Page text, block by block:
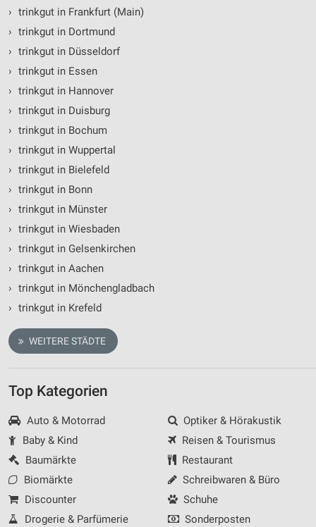
› trinkgut in Frankfurt (Main)
› trinkgut in Dortmund
› trinkgut in Düsseldorf
› trinkgut in Essen
› trinkgut in Hannover
› trinkgut in Duisburg
› trinkgut in Bochum
› trinkgut in Wuppertal
› trinkgut in Bielefeld
› trinkgut in Bonn
› trinkgut in Münster
› trinkgut in Wiesbaden
› trinkgut in Gelsenkirchen
› trinkgut in Aachen
› trinkgut in Mönchengladbach
› trinkgut in Krefeld
WEITERE STÄDTE
Top Kategorien
Auto & Motorrad
Baby & Kind
Baumärkte
Biomärkte
Discounter
Drogerie & Parfümerie
Optiker & Hörakustik
Reisen & Tourismus
Restaurant
Schreibwaren & Büro
Schuhe
Sonderposten
personalisierter Werbung
von Inhalten
Verwendung von Profilen zur Auswahl
personalisierter Inhalte
Messung der Werbeleistung
Messung der Performance von Inhalten
Analyse von Zielgruppen durch Statistiken oder
Kombinationen von Daten aus verschiedenen
Quellen
Entwicklung und Verbesserung der Angebote
Verwendung reduzierter Daten zur Auswahl von
Inhalten
Verwendung genauer Standortdaten
Informationen identifizieren
Notwendig
Performance
Funktional
Werbung